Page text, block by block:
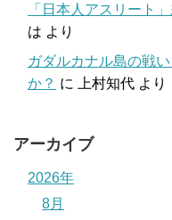
「日本人アスリート
は より
ガダルカナル島の戦
か？ に 上村知代 より
アーカイブ
2026年
8月